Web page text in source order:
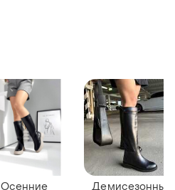
Осенние Демисезонные